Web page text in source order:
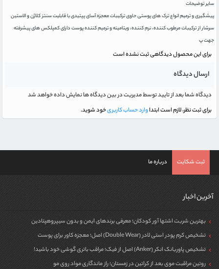
سایر توضیحات
پیشگیری و ترمیم انواع ترک های پوستی حاوی ترکیبات معجزه آسای پپتیدی با قابلیت سنتز کلاژن و الاستین
سرشار از ترکیبات مرطوب کننده، نرم کننده، ویتامینه و ترمیم کننده پوست دارای کمپلکس های پیشرفته
جهت پ
برای این محصول دیدگاهی ثبت نشده است
ارسال دیدگاه
دیدگاه شما بعد از تایید توسط مدیریت در بین دیدگاه ها نمایش داده خواهد شد
برای ثبت نظر، لازم است ابتداوارد حساب کاربریخود شوید.
ثبت شکایت درباره ما
آخرین اخبار
بهترین شربت اشتها آور کودکان؛ معرفی برندهای ایمن و بدون سیپروهپتادین
تشخیص کرم پودر استی لادر (Double Wear) اصل؛ معجزه کاور برای پوست
تشخیص پاوربانک انکر (Anker) اصل از فیک؛ مراقب باتری گوشی خود باشید!
روتین مراقبت موی بعد از کراتین در زمستان؛ راز ماندگاری مواد روی مو